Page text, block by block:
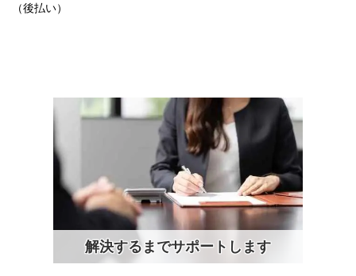
（後払い）
解決するまでサポートします